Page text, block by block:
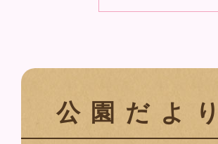
公園だより